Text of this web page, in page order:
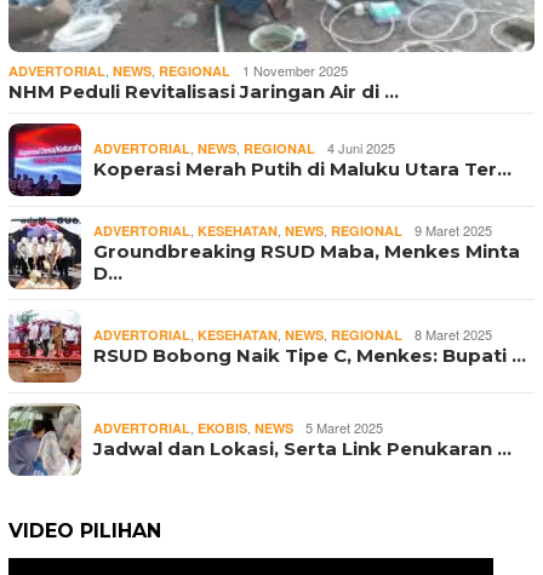
ADVERTORIAL, NEWS, REGIONAL 1 November 2025
NHM Peduli Revitalisasi Jaringan Air di …
ADVERTORIAL, NEWS, REGIONAL 4 Juni 2025
Koperasi Merah Putih di Maluku Utara Ter…
ADVERTORIAL, KESEHATAN, NEWS, REGIONAL 9 Maret 2025
Groundbreaking RSUD Maba, Menkes Minta
D…
ADVERTORIAL, KESEHATAN, NEWS, REGIONAL 8 Maret 2025
RSUD Bobong Naik Tipe C, Menkes: Bupati …
ADVERTORIAL, EKOBIS, NEWS 5 Maret 2025
Jadwal dan Lokasi, Serta Link Penukaran …
VIDEO PILIHAN